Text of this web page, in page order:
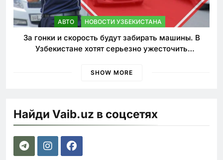
АВТО НОВОСТИ УЗБЕКИСТАНА
За гонки и скорость будут забирать машины. В
Узбекистане хотят серьезно ужесточить
SHOW MORE
Найди Vaib.uz в соцсетях